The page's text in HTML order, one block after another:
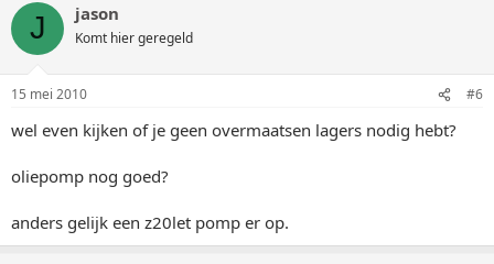
J jason
Komt hier geregeld
15 mei 2010 #6
wel even kijken of je geen overmaatsen lagers nodig hebt?
oliepomp nog goed?
anders gelijk een z20let pomp er op.